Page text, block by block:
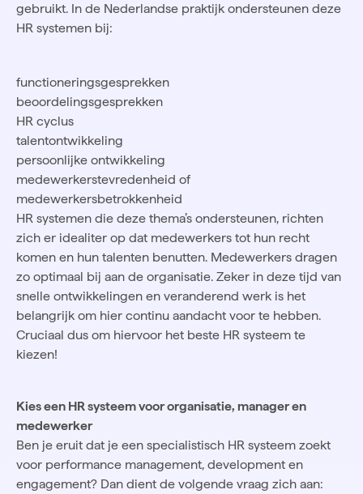
gebruikt. In de Nederlandse praktijk ondersteunen deze
HR systemen bij:
functioneringsgesprekken
beoordelingsgesprekken
HR cyclus
talentontwikkeling
persoonlijke ontwikkeling
medewerkerstevredenheid of
medewerkersbetrokkenheid
HR systemen die deze thema’s ondersteunen, richten
zich er idealiter op dat medewerkers tot hun recht
komen en hun talenten benutten. Medewerkers dragen
zo optimaal bij aan de organisatie. Zeker in deze tijd van
snelle ontwikkelingen en veranderend werk is het
belangrijk om hier continu aandacht voor te hebben.
Cruciaal dus om hiervoor het beste HR systeem te
kiezen!
Kies een HR systeem voor organisatie, manager en
medewerker
Ben je eruit dat je een specialistisch HR systeem zoekt
voor performance management, development en
engagement? Dan dient de volgende vraag zich aan: